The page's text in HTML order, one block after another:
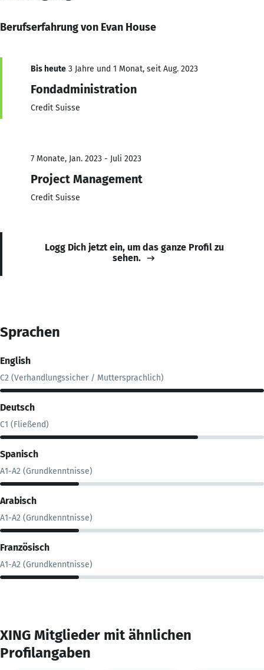
Berufserfahrung von Evan House
Bis heute 3 Jahre und 1 Monat, seit Aug. 2023
Fondadministration
Credit Suisse
7 Monate, Jan. 2023 - Juli 2023
Project Management
Credit Suisse
Logg Dich jetzt ein, um das ganze Profil zu
sehen.
Sprachen
English
C2 (Verhandlungssicher / Muttersprachlich)
Deutsch
C1 (Fließend)
Spanisch
A1-A2 (Grundkenntnisse)
Arabisch
A1-A2 (Grundkenntnisse)
Französisch
A1-A2 (Grundkenntnisse)
XING Mitglieder mit ähnlichen
Profilangaben